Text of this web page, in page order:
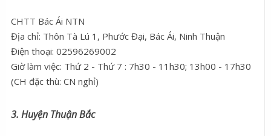
CHTT Bác Ái NTN
Địa chỉ: Thôn Tà Lú 1, Phước Đại, Bác Ái, Ninh Thuận
Điện thoại: 02596269002
Giờ làm việc: Thứ 2 - Thứ 7 : 7h30 - 11h30; 13h00 - 17h30
(CH đặc thù: CN nghỉ)
3. Huyện Thuận Bắc